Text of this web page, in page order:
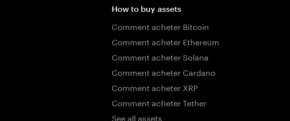
How to buy assets
Comment acheter Bitcoin
Comment acheter Ethereum
Comment acheter Solana
Comment acheter Cardano
Comment acheter XRP
Comment acheter Tether
See all assets